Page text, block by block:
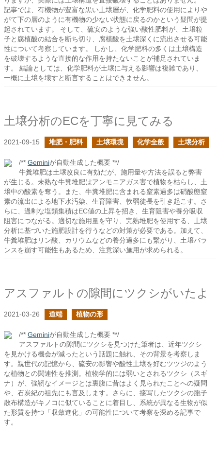
記事では、有機物が豊富な黒い土壌層が、化学肥料の使用によりや
がて下の層のように有機物の少ない状態に戻るのかという疑問が提
起されています。 そして、硫安のような強い酸性肥料が、土壌粒
子と腐植酸の結合を断ち切り、腐植酸を土壌深くに流出させる可能
性について考察しています。 しかし、化学肥料の多くは土壌構造
を破壊するような直接的な作用を持たないことが補足されていま
す。 結論としては、化学肥料が土壌に与える影響は複雑であり、
一概に土壌を壊すと断言することはできません。
土壌分析のECを丁寧に見てみる
2021-09-15 堆肥・肥料 土壌環境 化学全般 土壌分析
/** Geminiが自動生成した概要 **/
牛糞堆肥は土壌改良に有効だが、施用量や方法を誤ると弊害
が生じる。未熟な牛糞堆肥はアンモニアガス害で植物を枯らし、土
壌中の酸素を奪う。また、牛糞堆肥に含まれる窒素過多は硝酸態窒
素の流出による地下水汚染、生育障害、軟弱徒長を引き起こす。さ
らに、過剰な塩類集積はEC値の上昇を招き、生育阻害や養分吸収
阻害につながる。適切な施用量を守り、完熟堆肥を使用する、土壌
分析に基づいた施肥設計を行うなどの対策が必要である。加えて、
牛糞堆肥はリン酸、カリウムなどの養分過多にも繋がり、土壌バラ
ンスを崩す可能性もあるため、注意深い施用が求められる。
アスファルトの隙間にツクシがいたよ
2021-03-26 道端 植物の形
/** Geminiが自動生成した概要 **/
アスファルトの隙間にツクシを見つけた筆者は、近年ツクシ
を見かける機会が減ったという話題に触れ、その背景を考察しま
す。親世代の記憶から、硫安の影響や酸性土壌を好むツツジのよう
な植物との関連性を推測。植物学的には弱いとされるツクシ（スギ
ナ）が、強靭なイメージとは裏腹に昔はよく見られたことへの疑問
や、石炭紀の祖先にも言及します。さらに、接写したツクシの胞子
散布構造がキノコに似ていることに着目し、系統が異なる生物が似
た形質を持つ「収斂進化」の可能性について考察を深める記事で
す。